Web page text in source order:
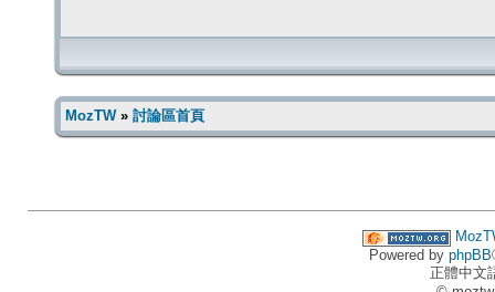
MozTW» 討論區首頁
Powered by phpBB
正體中文